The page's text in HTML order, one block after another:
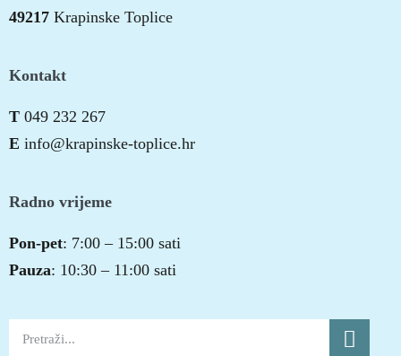
49217 Krapinske Toplice
Kontakt
T 049 232 267
E info@krapinske-toplice.hr
Radno vrijeme
Pon-pet: 7:00 – 15:00 sati
Pauza: 10:30 – 11:00 sati